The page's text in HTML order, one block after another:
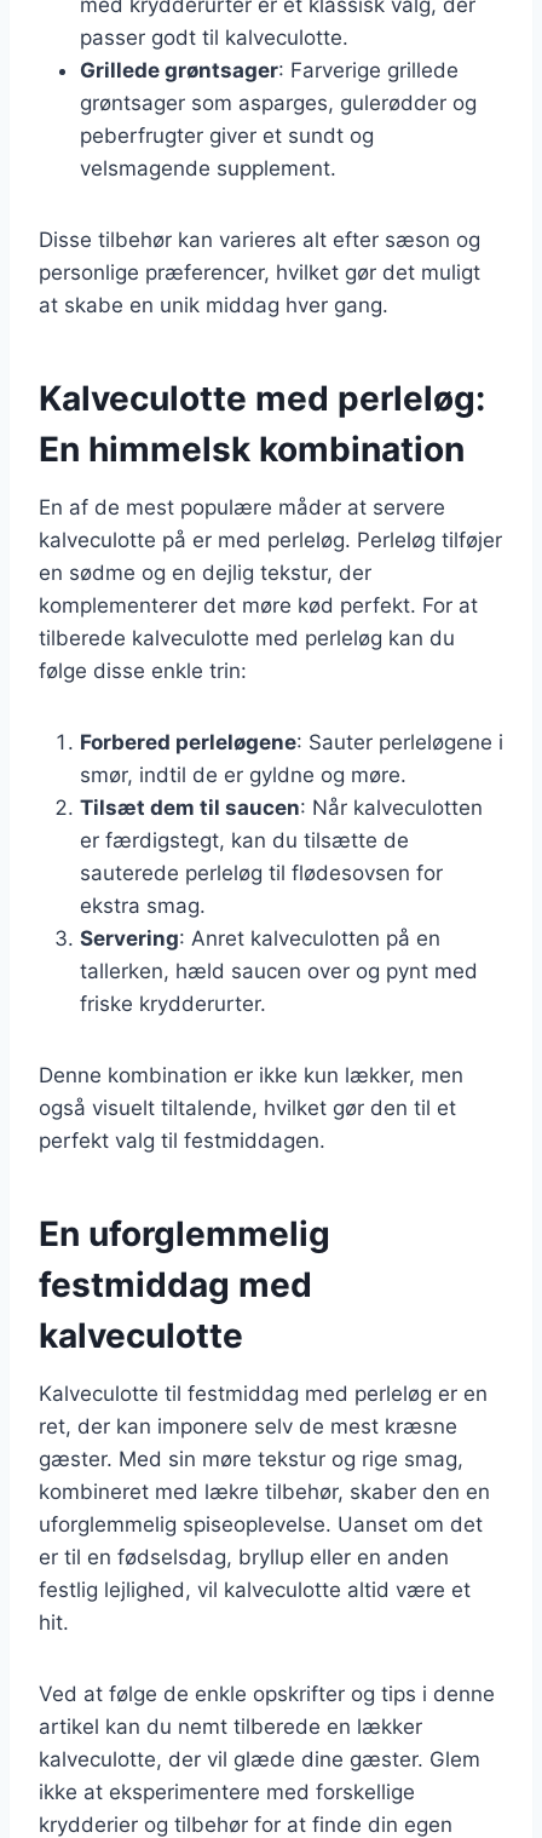
passer godt til kalveculotte.
Grillede grøntsager: Farverige grillede
grøntsager som asparges, gulerødder og
peberfrugter giver et sundt og
velsmagende supplement.
Disse tilbehør kan varieres alt efter sæson og
personlige præferencer, hvilket gør det muligt
at skabe en unik middag hver gang.
Kalveculotte med perleløg:
En himmelsk kombination
En af de mest populære måder at servere
kalveculotte på er med perleløg. Perleløg tilføjer
en sødme og en dejlig tekstur, der
komplementerer det møre kød perfekt. For at
tilberede kalveculotte med perleløg kan du
følge disse enkle trin:
Forbered perleløgene: Sauter perleløgene i
smør, indtil de er gyldne og møre.
Tilsæt dem til saucen: Når kalveculotten
er færdigstegt, kan du tilsætte de
sauterede perleløg til flødesovsen for
ekstra smag.
Servering: Anret kalveculotten på en
tallerken, hæld saucen over og pynt med
friske krydderurter.
Denne kombination er ikke kun lækker, men
også visuelt tiltalende, hvilket gør den til et
perfekt valg til festmiddagen.
En uforglemmelig
festmiddag med
kalveculotte
Kalveculotte til festmiddag med perleløg er en
ret, der kan imponere selv de mest kræsne
gæster. Med sin møre tekstur og rige smag,
kombineret med lækre tilbehør, skaber den en
uforglemmelig spiseoplevelse. Uanset om det
er til en fødselsdag, bryllup eller en anden
festlig lejlighed, vil kalveculotte altid være et
hit.
Ved at følge de enkle opskrifter og tips i denne
artikel kan du nemt tilberede en lækker
kalveculotte, der vil glæde dine gæster. Glem
ikke at eksperimentere med forskellige
krydderier og tilbehør for at finde din egen